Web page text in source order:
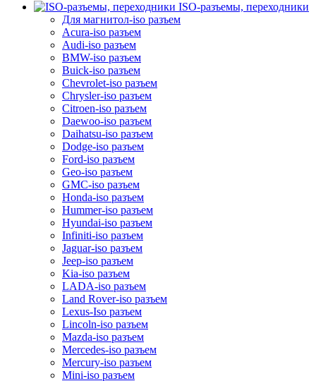
ISO-разъемы, переходники
Для магнитол-iso разъем
Acura-iso разъем
Audi-iso разъем
BMW-iso разъем
Buick-iso разъем
Chevrolet-iso разъем
Chrysler-iso разъем
Citroen-iso разъем
Daewoo-iso разъем
Daihatsu-iso разъем
Dodge-iso разъем
Ford-iso разъем
Geo-iso разъем
GMC-iso разъем
Honda-iso разъем
Hummer-iso разъем
Hyundai-iso разъем
Infiniti-iso разъем
Jaguar-iso разъем
Jeep-iso разъем
Kia-iso разъем
LADA-iso разъем
Land Rover-iso разъем
Lexus-Iso разъем
Lincoln-iso разъем
Mazda-iso разъем
Mercedes-iso разъем
Mercury-iso разъем
Mini-iso разъем